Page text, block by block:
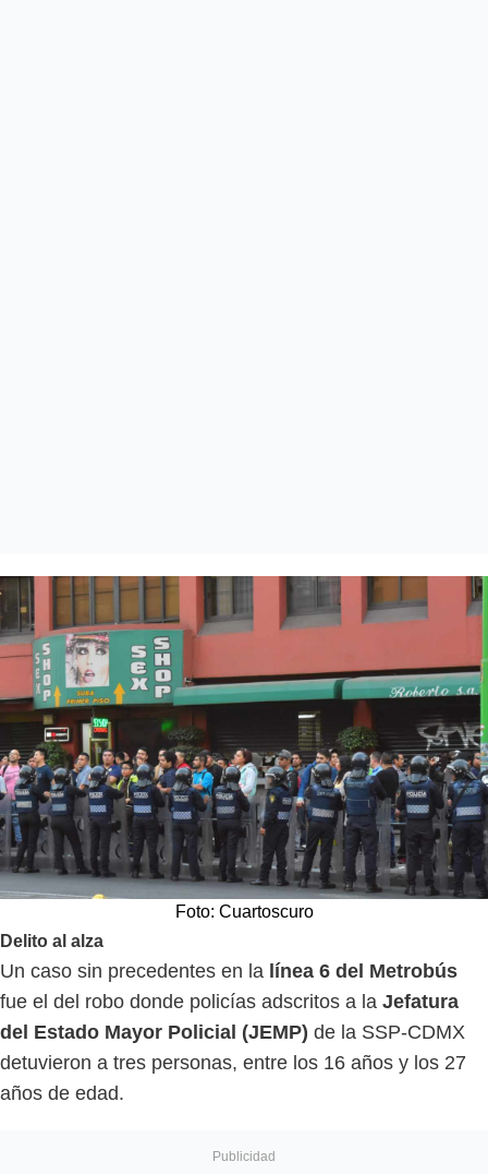
Foto: Cuartoscuro
Delito al alza
Un caso sin precedentes en la línea 6 del Metrobús
fue el del robo donde policías adscritos a la Jefatura
del Estado Mayor Policial (JEMP) de la SSP-CDMX
detuvieron a tres personas, entre los 16 años y los 27
años de edad.